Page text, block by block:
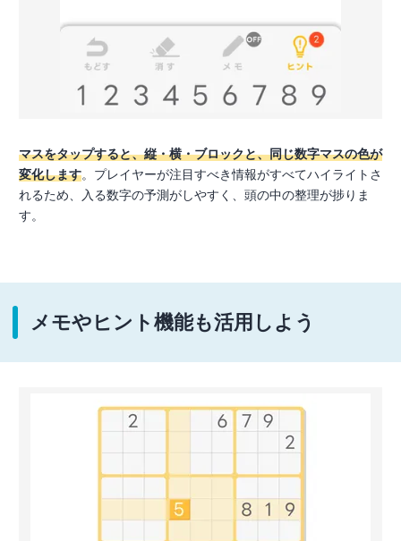
マスをタップすると、縦・横・ブロックと、同じ数字マスの色が
変化します。プレイヤーが注目すべき情報がすべてハイライトさ
れるため、入る数字の予測がしやすく、頭の中の整理が捗りま
す。
メモやヒント機能も活用しよう